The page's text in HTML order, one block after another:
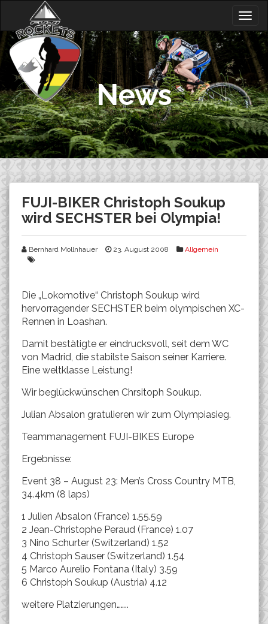
content
News
FUJI-BIKER Christoph Soukup
wird SECHSTER bei Olympia!
Bernhard Mollnhauer 23. August 2008 Allgemein
Die „Lokomotive“ Christoph Soukup wird
hervorragender SECHSTER beim olympischen XC-
Rennen in Loashan.
Damit bestätigte er eindrucksvoll, seit dem WC
von Madrid, die stabilste Saison seiner Karriere.
Eine weltklasse Leistung!
Wir beglückwünschen Chrsitoph Soukup.
Julian Absalon gratulieren wir zum Olympiasieg.
Teammanagement FUJI-BIKES Europe
Ergebnisse:
Event 38 – August 23: Men’s Cross Country MTB,
34.4km (8 laps)
1 Julien Absalon (France) 1.55.59
2 Jean-Christophe Peraud (France) 1.07
3 Nino Schurter (Switzerland) 1.52
4 Christoph Sauser (Switzerland) 1.54
5 Marco Aurelio Fontana (Italy) 3.59
6 Christoph Soukup (Austria) 4.12
weitere Platzierungen……..